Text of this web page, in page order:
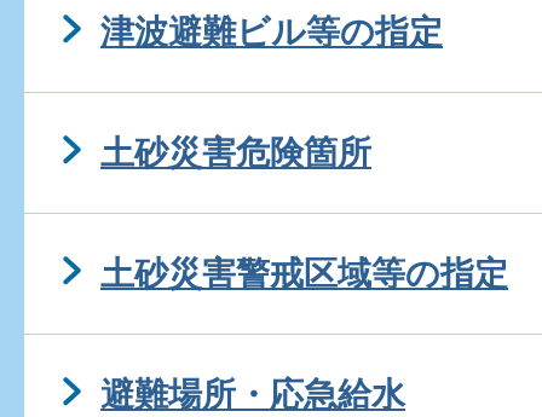
津波避難ビル等の指定
土砂災害危険箇所
土砂災害警戒区域等の指定
避難場所・応急給水